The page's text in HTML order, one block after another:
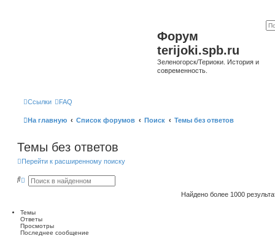
Форум
terijoki.spb.ru
Зеленогорск/Териоки. История и
современность.
Ссылки FAQ
На главную Список форумов Поиск Темы без ответов
Темы без ответов
Перейти к расширенному поиску
П Р
р
е
н
Найдено более 1000
Темы
Ответы
Просмотры
Последнее сообщение